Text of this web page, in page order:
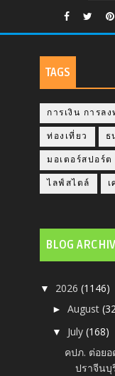
TAGS
การเงิน การล
ท่องเที่ยว ธ
มอเตอร์สปอร์ต
ไลฟ์สไตล์
BLOG
▼ 2026(1146)
►August
▼ July(168)
คปภ. ต่อย
ปราจีนบุ